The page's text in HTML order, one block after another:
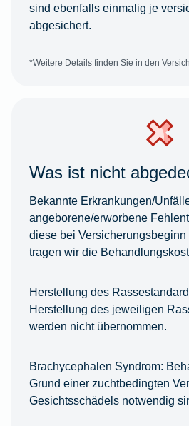
sind ebenfalls einmalig je
abgesichert.
*Weitere Details finden Sie in den
Was ist nicht
Bekannte Erkrankungen/
angeborene/erworbene
diese bei
tragen wir die
Herstellung des
Herstellung des jeweiligen
werden nicht übernommen.
Brachycephalen Syndrom:
Grund einer zuchtbedingten
Gesichtsschädels notwendig